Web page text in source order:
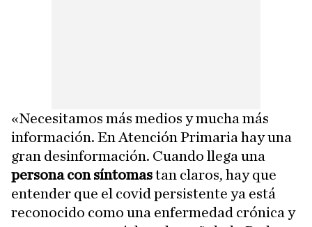
«Necesitamos más medios y mucha más
información. En Atención Primaria hay una
gran desinformación. Cuando llega una
persona con síntomastan claros, hay que
entender que el covid persistente ya está
reconocido como una enfermedad crónica y